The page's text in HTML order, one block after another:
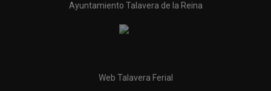
Ayuntamiento Talavera de la Reina
Web Talavera Ferial